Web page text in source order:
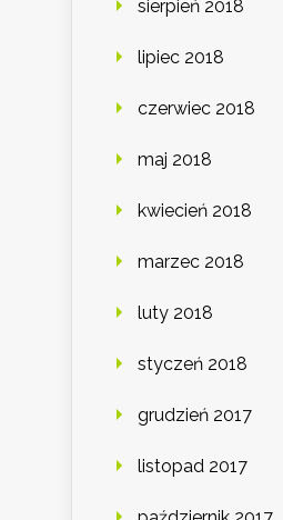
sierpień 2018
lipiec 2018
czerwiec 2018
maj 2018
kwiecień 2018
marzec 2018
luty 2018
styczeń 2018
grudzień 2017
listopad 2017